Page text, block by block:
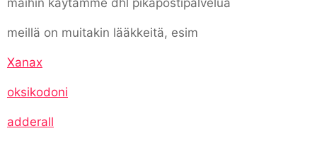
meillä on muitakin lääkkeitä, esim
Xanax
oksikodoni
adderall